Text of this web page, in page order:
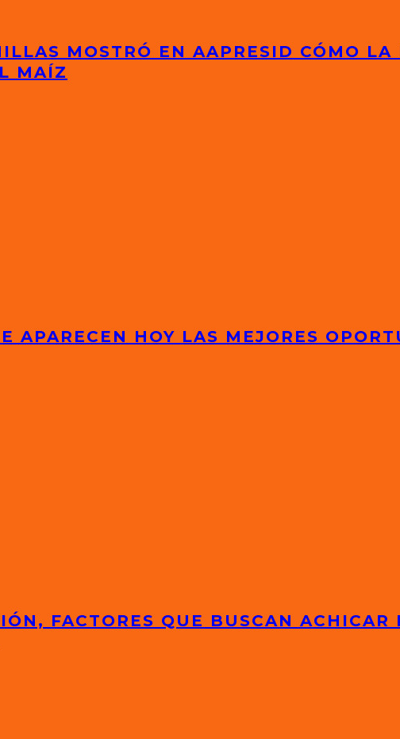
MOSTRÓ EN AAPRESID CÓMO
MAÍZ
APARECEN HOY LAS MEJORES
FACTORES QUE BUSCAN ACHICAR